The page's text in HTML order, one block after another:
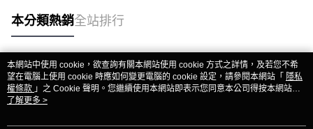
本分類熱銷全站排行
熱門標籤
本網站中使用 cookie，欲查詢有關本網站使用 cookie 方式之詳情，及若您不希
望在電腦上使用 cookie 時應如何變更電腦的 cookie 設定，請參閱本網站「 隱私
權條款 」之 Cookie 聲明。您繼續使用本網站即表示您同意本公司得按本網站使
用條款之 Cookie 聲明使用 cookie。
了解更多 >